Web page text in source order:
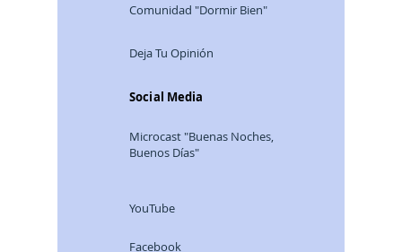
Comunidad "Dormir Bien"
Deja Tu Opinión
Social Media
Microcast "Buenas Noches,
Buenos Días"
YouTube
Facebook